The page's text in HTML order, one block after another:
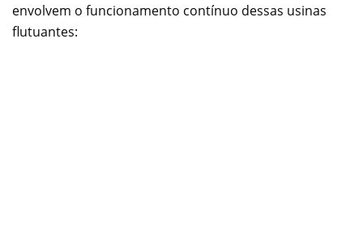
envolvem o funcionamento contínuo dessas usinas
flutuantes: